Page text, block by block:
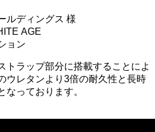
ルディングス 様
AGE
ョン
トラップ部分に搭載することによ
ウレタンより3倍の耐久性と長時
なっております。